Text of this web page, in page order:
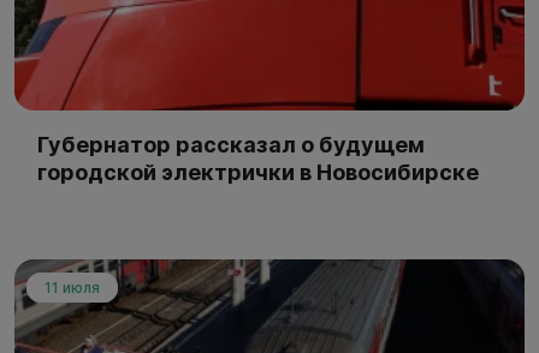
Губернатор рассказал о будущем
городской электрички в Новосибирске
11 июля